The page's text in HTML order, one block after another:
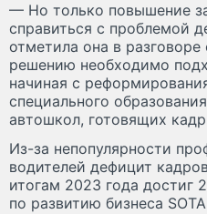
— Но только повышение
справиться с проблемой
отметила она в
решению необходимо
начиная с
специального
автошкол, готовящих
Из-за непопулярности
водителей дефицит
итогам 2023 года достиг
по развитию бизнеса